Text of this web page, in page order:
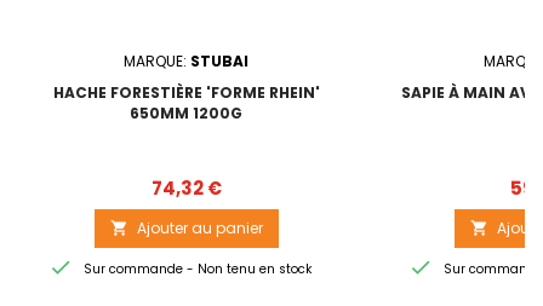
MARQUE: STUBAI
HACHE FORESTIÈRE 'FORME RHEIN'
650MM 1200G
Prix
74,32 €
 Ajouter au panier
 Sur commande - Non tenu en stock
SAPIE À MAIN

 Sur